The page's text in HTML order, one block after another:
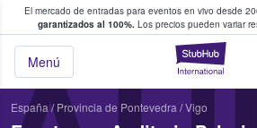
El mercado de entradas para eventos en vivo desde
garantizados al 100%. Los precios pueden variar
Menú
y venta de entradas
España/ Provincia de Pontevedra /Vigo